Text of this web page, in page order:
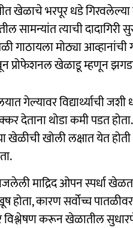
खेळाचे भरपूर धडे गिरवलेल्या
सामन्यांत त्याची
गाठायला मोठ्या
प्रोफेशनल खेळाडू म्हणून
गेल्यावर विद्यार्थ्याची
देताना थोडा कमी पडत
खेळीची खोली लक्षात येत
माद्रिद ओपन स्पर्धा
होता, कारण सर्वोच्च
विश्लेषण करून खेळातील